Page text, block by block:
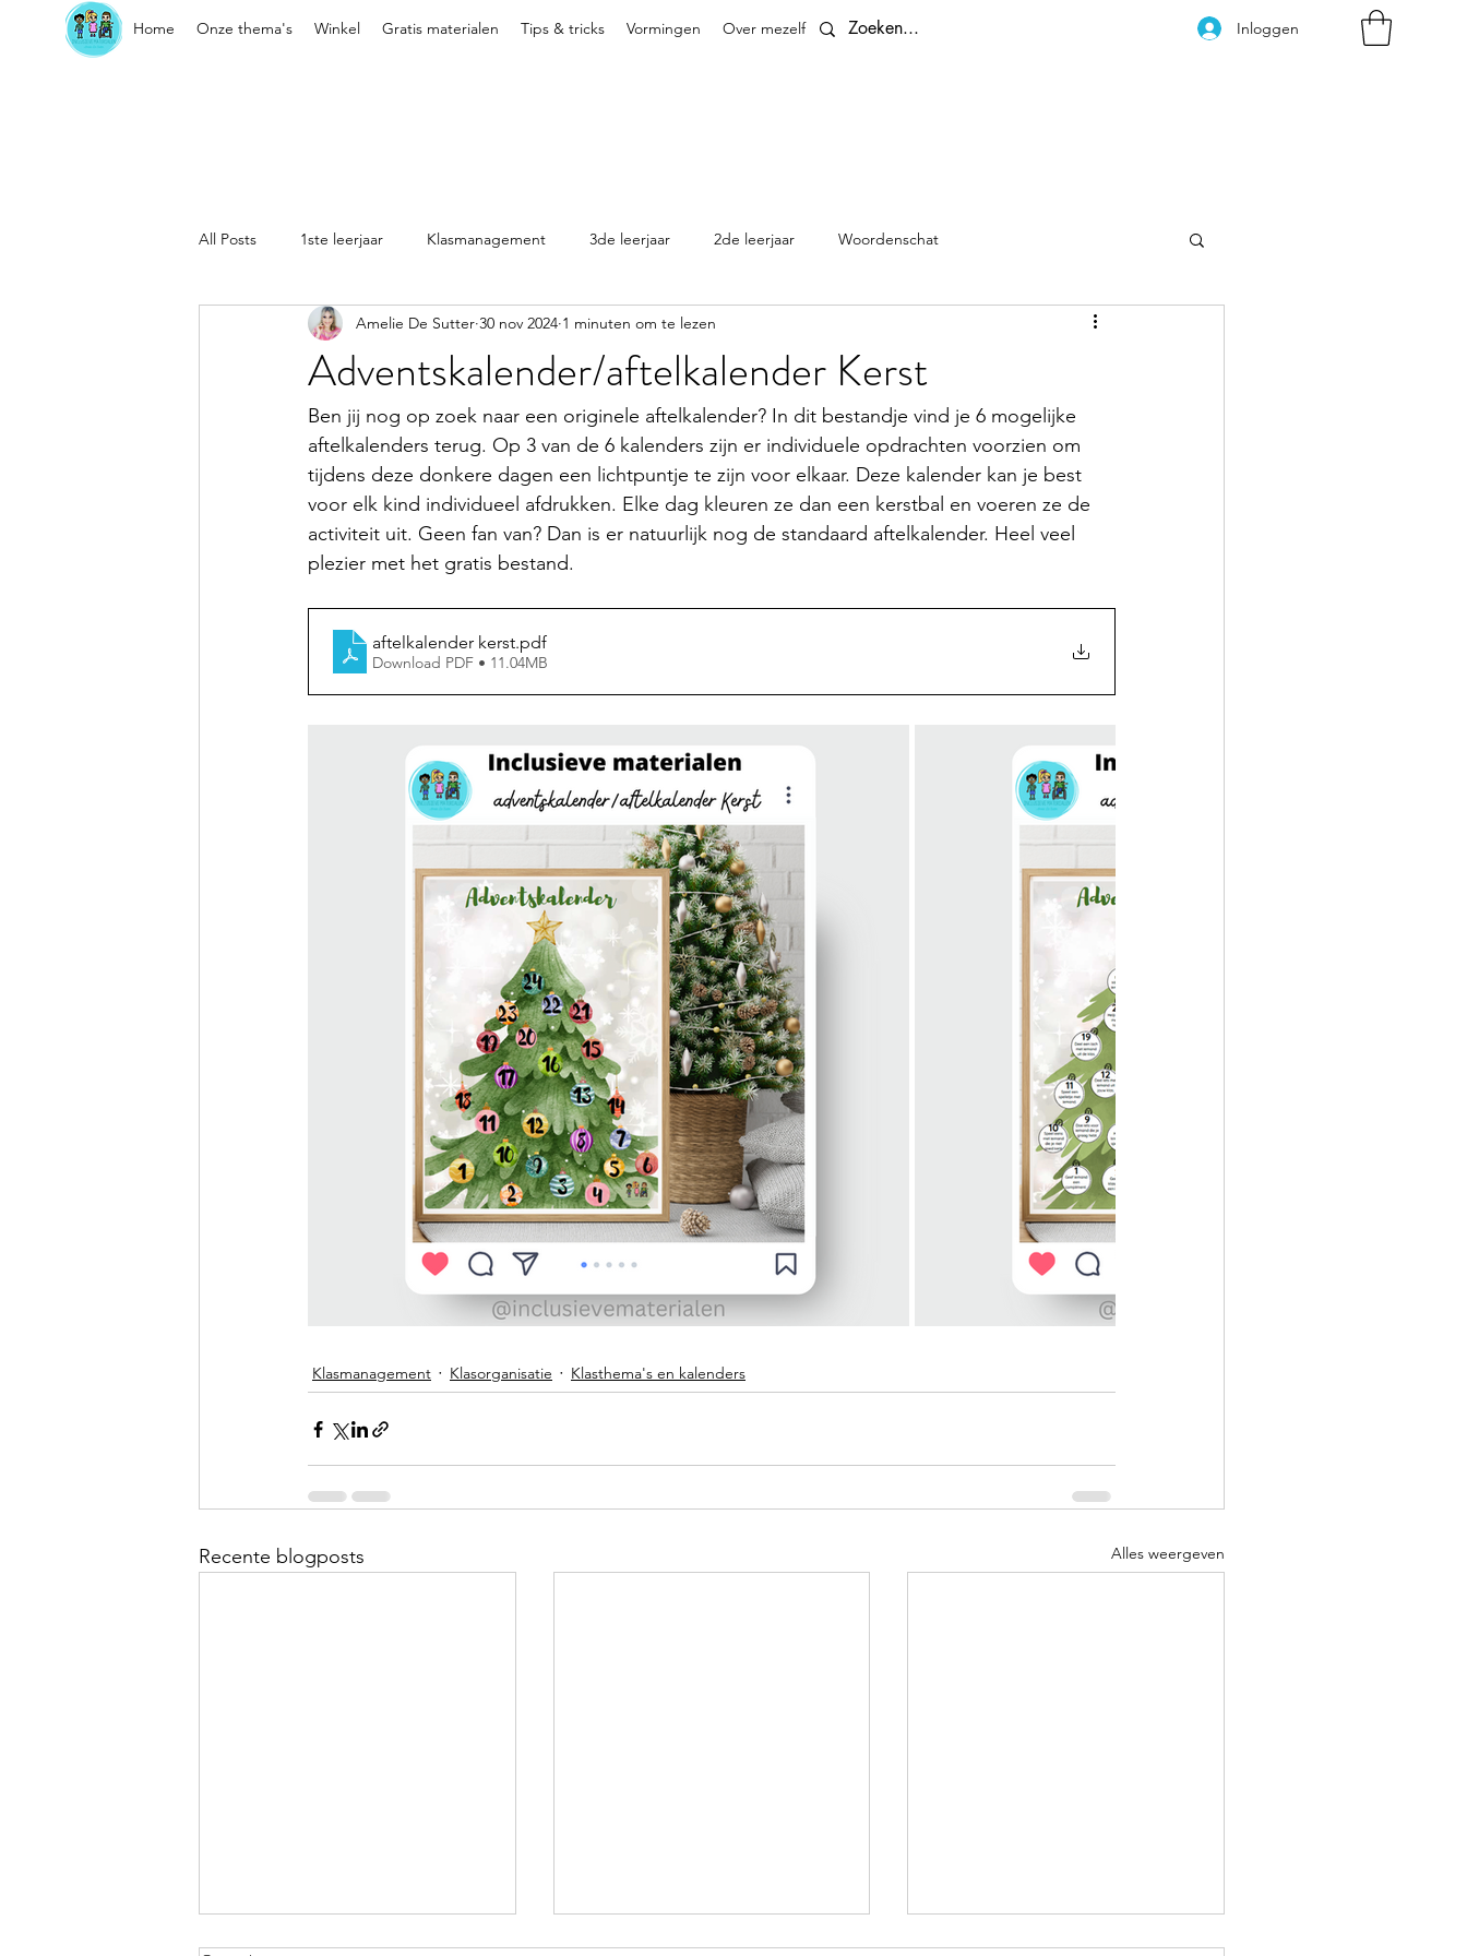
Home Onze thema's Winkel Gratis materialen Tips & tricks Vormingen Over mezelf Contact Inloggen
All Posts 1ste leerjaar Klasmanagement 3de leerjaar 2de leerjaar Woordenschat
Sociaal-emotionele vaardigheden 4de leerjaar planningen
Klasorganisatie Klasthema's en kalenders
Adventskalender/aftelkalender Kerst
Amelie De Sutter 30 nov 2024 1 minuten om te lezen
Ben jij nog op zoek naar een originele aftelkalender? In dit bestandje vind je 6 mogelijke
aftelkalenders terug. Op 3 van de 6 kalenders zijn er individuele opdrachten voorzien om
tijdens deze donkere dagen een lichtpuntje te zijn voor elkaar. Deze kalender kan je best
voor elk kind individueel afdrukken. Elke dag kleuren ze dan een kerstbal en voeren ze de
activiteit uit. Geen fan van? Dan is er natuurlijk nog de standaard aftelkalender. Heel veel
plezier met het gratis bestand.
aftelkalender kerst.pdf
Download PDF • 11.04MB
Klasmanagement Klasorganisatie Klasthema's en kalenders
Recente blogposts Alles weergeven